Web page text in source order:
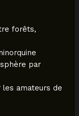
forêts,
par
les amateurs de